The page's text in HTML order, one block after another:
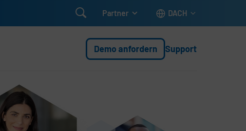
 Partner DACH
Demo anfordern Support